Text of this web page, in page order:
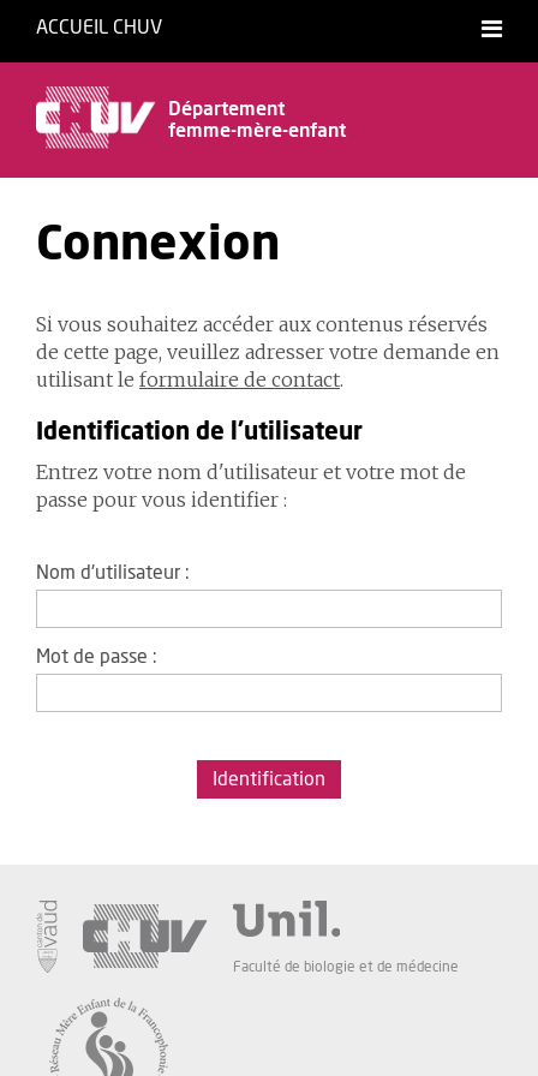
ACCUEIL CHUV
Département
femme-mère-enfant
Connexion
Si vous souhaitez accéder aux contenus réservés
de cette page, veuillez adresser votre demande en
utilisant le formulaire de contact.
Identification de l'utilisateur
Entrez votre nom d'utilisateur et votre mot de
passe pour vous identifier :
Nom d'utilisateur :
Mot de passe :
Faculté de biologie et de médecine